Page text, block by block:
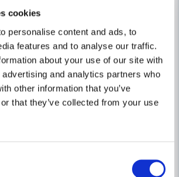
cookies
personalise content and ads, to
features and to analyse our traffic.
about your use of our site with
and analytics partners who
other information that you’ve
that they’ve collected from your use